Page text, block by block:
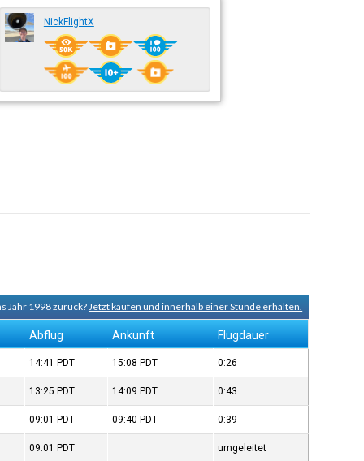
NickFlightX
Jahr 1998 zurück?Jetzt kaufen und innerhalb einer Stunde erhalten.
Abflug Ankunft Flugdauer
14:41 PDT 15:08 PDT 0:26
13:25 PDT 14:09 PDT 0:43
09:01 PDT 09:40 PDT 0:39
09:01 PDT umgeleitet